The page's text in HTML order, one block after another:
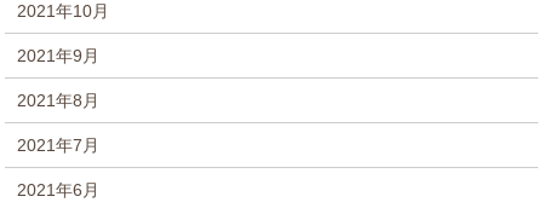
2021年10月
2021年9月
2021年8月
2021年7月
2021年6月